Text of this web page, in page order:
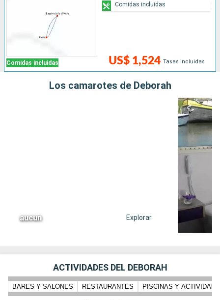
Comidas incluidas US$ 1,524 Tasas incluidas
Comidas incluidas
Los camarotes de Deborah
aucun Explorar
ACTIVIDADES DEL DEBORAH
BARES Y SALONES RESTAURANTES PISCINAS Y